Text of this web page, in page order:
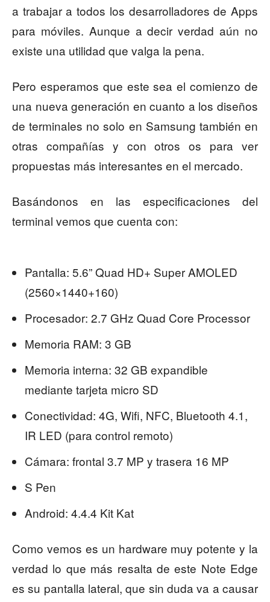
a trabajar a todos los desarrolladores de Apps
para móviles. Aunque a decir verdad aún no
existe una utilidad que valga la pena.
Pero esperamos que este sea el comienzo de
una nueva generación en cuanto a los diseños
de terminales no solo en Samsung también en
otras compañías y con otros os para ver
propuestas más interesantes en el mercado.
Basándonos en las especificaciones del
terminal vemos que cuenta con:
Pantalla: 5.6” Quad HD+ Super AMOLED
(2560×1440+160)
Procesador: 2.7 GHz Quad Core Processor
Memoria RAM: 3 GB
Memoria interna: 32 GB expandible
mediante tarjeta micro SD
Conectividad: 4G, Wifi, NFC, Bluetooth 4.1,
IR LED (para control remoto)
Cámara: frontal 3.7 MP y trasera 16 MP
S Pen
Android: 4.4.4 Kit Kat
Como vemos es un hardware muy potente y la
verdad lo que más resalta de este Note Edge
es su pantalla lateral, que sin duda va a causar